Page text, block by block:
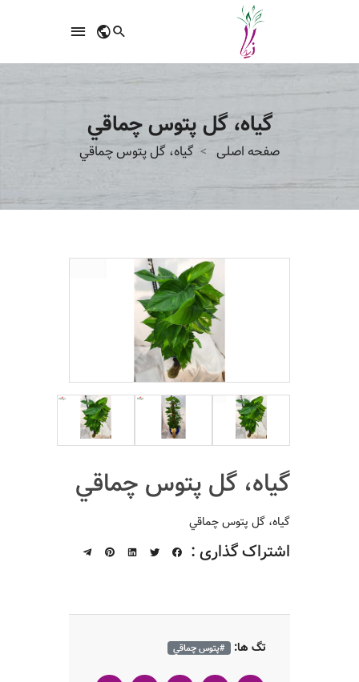
گیاه، گل پتوس چماقي
صفحه اصلی گیاه، گل پتوس چماقي
گیاه، گل پتوس چماقي
گیاه، گل پتوس چماقي
اشتراک گذاری :
تگ ها: #پتوس چماقي